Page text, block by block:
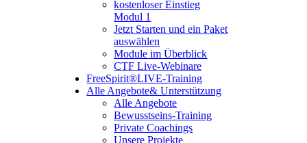
kostenloser Einstieg
Modul 1
Jetzt Starten und ein Paket
auswählen
Module im Überblick
CTF Live-Webinare
FreeSpirit®LIVE-Training
Alle Angebote& Unterstützung
Alle Angebote
Bewusstseins-Training
Private Coachings
Unsere Projekte